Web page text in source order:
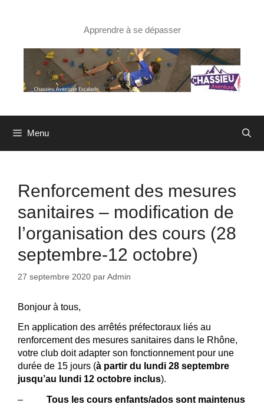
Apprendre à se dépasser
Menu
Renforcement des mesures
sanitaires – modification de
l’organisation des cours (28
septembre-12 octobre)
27 septembre 2020 parAdmin
Bonjour à tous,
En application des arrêtés préfectoraux liés au
renforcement des mesures sanitaires dans le Rhône,
votre club doit adapter son fonctionnement pour une
durée de 15 jours (à partir du lundi 28 septembre
jusqu’au lundi 12 octobre inclus).
– Tous les cours enfants/ados sont maintenus